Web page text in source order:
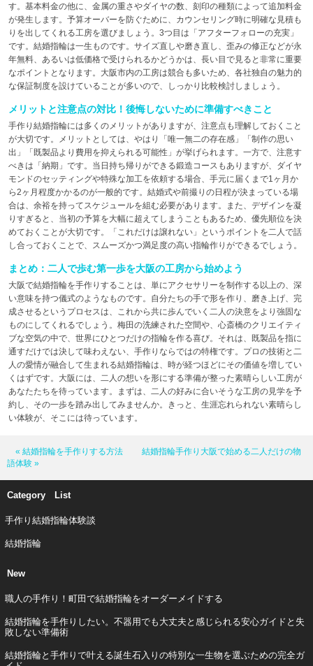
す。基本料金の他に、金属の重さやダイヤの数、刻印の種類によって追加料金
が発生します。予算オーバーを防ぐために、カウンセリング時に明確な見積も
りを出してくれる工房を選びましょう。3つ目は「アフターフォローの充実」
です。結婚指輪は一生ものです。サイズ直しや磨き直し、歪みの修正などが永
年無料、あるいは低価格で受けられるかどうかは、長い目で見ると非常に重要
なポイントとなります。大阪市内の工房は競合も多いため、各社独自の魅力的
な保証制度を設けていることが多いので、しっかり比較検討しましょう。
メリットと注意点の対比！後悔しないために準備すべきこと
手作り結婚指輪には多くのメリットがありますが、注意点も理解しておくこと
が大切です。メリットとしては、やはり「唯一無二の存在感」「制作の思い
出」「既製品より費用を抑えられる可能性」が挙げられます。一方で、注意す
べきは「納期」です。当日持ち帰りができる鍛造コースもありますが、ダイヤ
モンドのセッティングや特殊な加工を依頼する場合、手元に届くまで1ヶ月か
ら2ヶ月程度かかるのが一般的です。結婚式や前撮りの日程が決まっている場
合は、余裕を持ってスケジュールを組む必要があります。また、デザインを凝
りすぎると、当初の予算を大幅に超えてしまうこともあるため、優先順位を決
めておくことが大切です。「これだけは譲れない」というポイントを二人で話
し合っておくことで、スムーズかつ満足度の高い指輪作りができるでしょう。
まとめ：二人で歩む第一歩を大阪の工房から始めよう
大阪で結婚指輪を手作りすることは、単にアクセサリーを制作する以上の、深
い意味を持つ儀式のようなものです。自分たちの手で形を作り、磨き上げ、完
成させるというプロセスは、これから共に歩んでいく二人の決意をより強固な
ものにしてくれるでしょう。梅田の洗練された空間や、心斎橋のクリエイティ
ブな空気の中で、世界にひとつだけの指輪を作る喜び。それは、既製品を指に
通すだけでは決して味わえない、手作りならではの特権です。プロの技術と二
人の愛情が融合して生まれる結婚指輪は、時が経つほどにその価値を増してい
くはずです。大阪には、二人の想いを形にする準備が整った素晴らしい工房が
あなたたちを待っています。まずは、二人の好みに合いそうな工房の見学を予
約し、その一歩を踏み出してみませんか。きっと、生涯忘れられない素晴らし
い体験が、そこには待っています。
« 結婚指輪を手作りする方法
結婚指輪手作り大阪で始める二人だけの物
語体験 »
Category List
手作り結婚指輪体験談
結婚指輪
New
職人の手作り！町田で結婚指輪をオーダーメイドする
結婚指輪を手作りしたい。不器用でも大丈夫と感じられる安心ガイドと失
敗しない準備術
結婚指輪と手作りで叶える誕生石入りの特別な一生物を選ぶための完全ガ